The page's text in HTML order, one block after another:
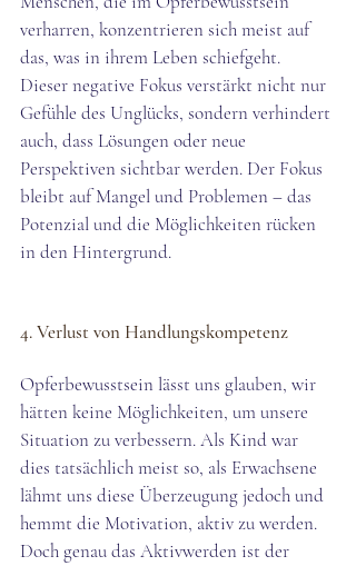
verharren, konzentrieren sich meist auf
das, was in ihrem Leben schiefgeht.
Dieser negative Fokus verstärkt nicht nur
Gefühle des Unglücks, sondern verhindert
auch, dass Lösungen oder neue
Perspektiven sichtbar werden. Der Fokus
bleibt auf Mangel und Problemen – das
Potenzial und die Möglichkeiten rücken
in den Hintergrund.
4. Verlust von Handlungskompetenz
Opferbewusstsein lässt uns glauben, wir
hätten keine Möglichkeiten, um unsere
Situation zu verbessern. Als Kind war
dies tatsächlich meist so, als Erwachsene
lähmt uns diese Überzeugung jedoch und
hemmt die Motivation, aktiv zu werden.
Doch genau das Aktivwerden ist der